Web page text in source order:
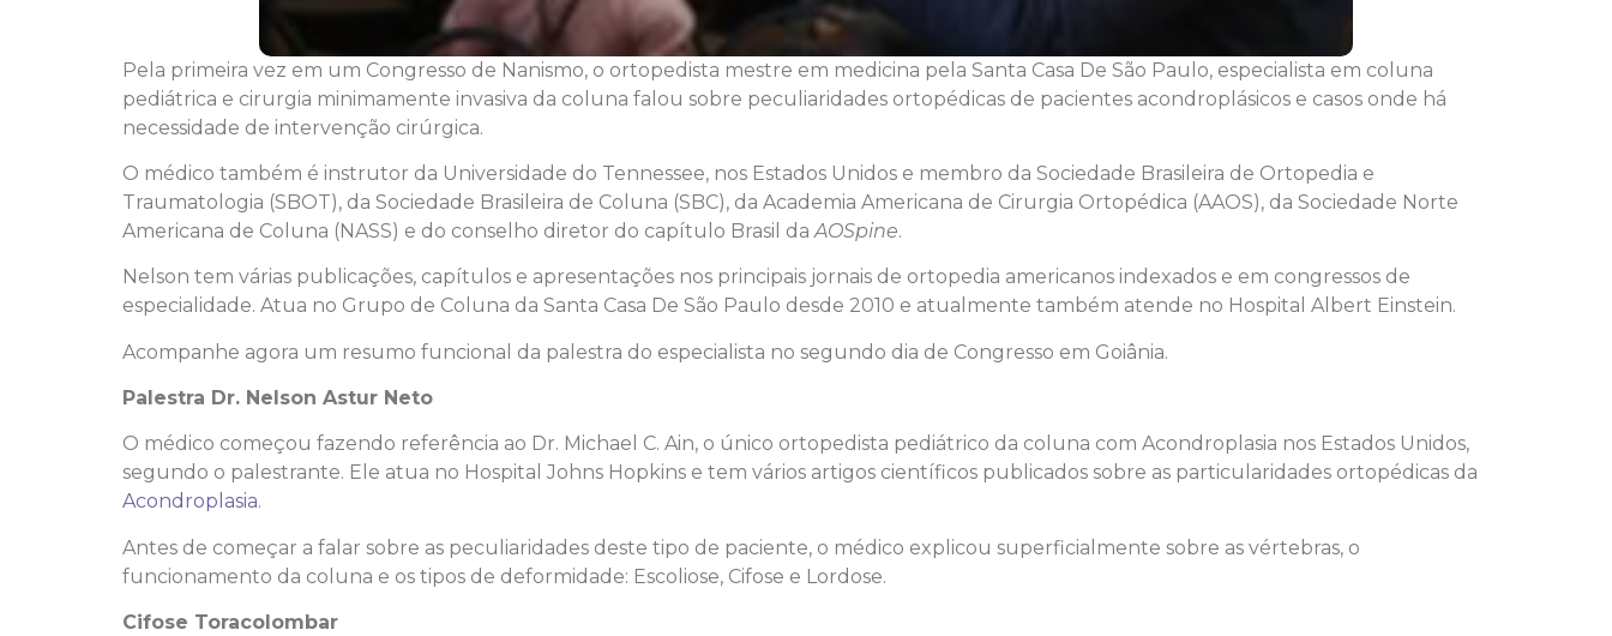
Pela primeira vez em um Congresso de Nanismo, o ortopedista mestre em medicina pela Santa Casa De São Paulo, especialista em coluna
pediátrica e cirurgia minimamente invasiva da coluna falou sobre peculiaridades ortopédicas de pacientes acondroplásicos e casos onde há
necessidade de intervenção cirúrgica.
O médico também é instrutor da Universidade do Tennessee, nos Estados Unidos e membro da Sociedade Brasileira de Ortopedia e
Traumatologia (SBOT), da Sociedade Brasileira de Coluna (SBC), da Academia Americana de Cirurgia Ortopédica (AAOS), da Sociedade Norte
Americana de Coluna (NASS) e do conselho diretor do capítulo Brasil daAOSpine.
Nelson tem várias publicações, capítulos e apresentações nos principais jornais de ortopedia americanos indexados e em congressos de
especialidade. Atua no Grupo de Coluna da Santa Casa De São Paulo desde 2010 e atualmente também atende no Hospital Albert Einstein.
Acompanhe agora um resumo funcional da palestra do especialista no segundo dia de Congresso em Goiânia.
Palestra Dr. Nelson Astur Neto
O médico começou fazendo referência ao Dr. Michael C. Ain, o único ortopedista pediátrico da coluna com Acondroplasia nos Estados Unidos,
segundo o palestrante. Ele atua no Hospital Johns Hopkins e tem vários artigos científicos publicados sobre as particularidades ortopédicas da
Acondroplasia.
Antes de começar a falar sobre as peculiaridades deste tipo de paciente, o médico explicou superficialmente sobre as vértebras, o
funcionamento da coluna e os tipos de deformidade: Escoliose, Cifose e Lordose.
Cifose Toracolombar